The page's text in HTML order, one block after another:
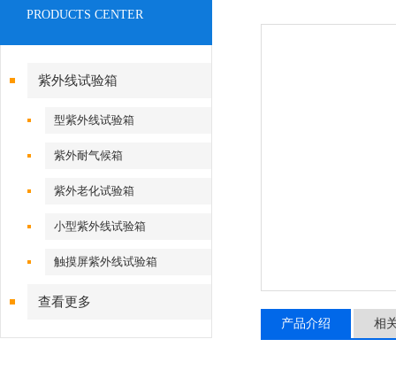
PRODUCTS CENTER
紫外线试验箱
型紫外线试验箱
紫外耐气候箱
紫外老化试验箱
小型紫外线试验箱
触摸屏紫外线试验箱
查看更多
产品介绍 相